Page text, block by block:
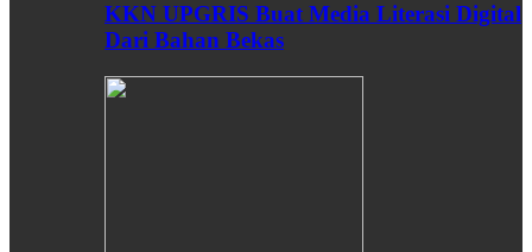
KKN UPGRIS Buat Media Literasi Digital
Dari Bahan Bekas